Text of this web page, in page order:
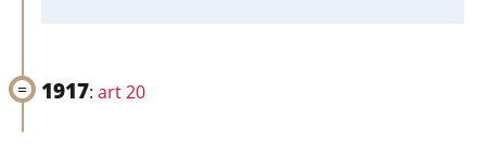
1917: art 20